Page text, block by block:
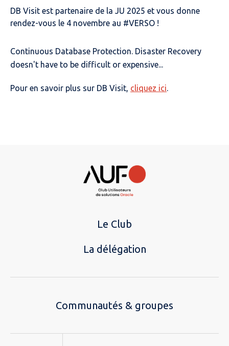
DB Visit est partenaire de la JU 2025 et vous donne
rendez-vous le 4 novembre au #VERSO !
Continuous Database Protection. Disaster Recovery
doesn't have to be difficult or expensive...
Pour en savoir plus sur DB Visit, cliquez ici.
Le Club
La délégation
Communautés & groupes